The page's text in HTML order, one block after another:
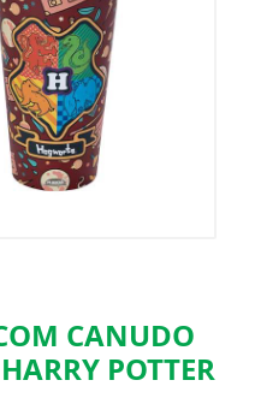
CANUDO
POTTER